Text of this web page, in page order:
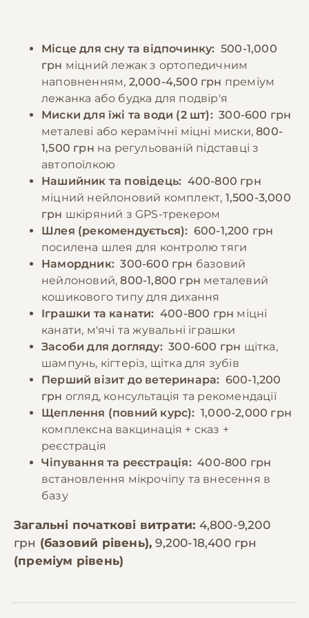
знайомство з різними людьми, тваринами
та ситуаціями.
🎁 −10% на зоотовари
За промокодом E-PET
потребують більш частого годування - 4-5
разів на день з поступовим зменшенням до
дворазового. Важливо забезпечити
постійний доступ до свіжої води та не
давати собаці їжу зі столу.
🎁 −10% на зоотовари
За промокодом E-PET
Місце для сну та відпочинку: 500-1,000
грн міцний лежак з ортопедичним
наповненням, 2,000-4,500 грн преміум
лежанка або будка для подвір'я
Миски для їжі та води (2 шт): 300-600 грн
металеві або керамічні міцні миски,800-
1,500 грн на регульованій підставці з
автопоїлкою
Нашийник та повідець: 400-800 грн
міцний нейлоновий комплект, 1,500-3,000
грн шкіряний з GPS-трекером
Шлея (рекомендується): 600-1,200 грн
посилена шлея для контролю тяги
Намордник: 300-600 грн базовий
нейлоновий,800-1,800 грн металевий
кошикового типу для дихання
Іграшки та канати: 400-800 грн міцні
канати, м'ячі та жувальні іграшки
Засоби для догляду: 300-600 грн щітка,
шампунь, кігтеріз, щітка для зубів
Перший візит до ветеринара: 600-1,200
грн огляд, консультація та рекомендації
Щеплення (повний курс): 1,000-2,000 грн
комплексна вакцинація + сказ +
реєстрація
Чіпування та реєстрація: 400-800 грн
встановлення мікрочіпу та внесення в
базу
Загальні початкові витрати: 4,800-9,200
грн (базовий рівень),9,200-18,400 грн
(преміум рівень)